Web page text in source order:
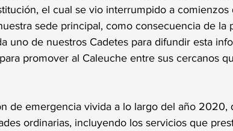
el cual se vio interrumpido a comienzos
sede principal, como consecuencia de la
uno de nuestros Cadetes para difundir esta
promover al Caleuche entre sus cercanos
de emergencia vivida a lo largo del año 2020,
ordinarias, incluyendo los servicios que